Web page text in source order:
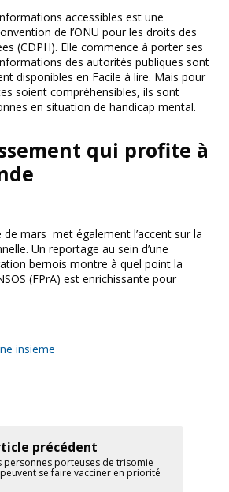
accessibles est une
de l’ONU pour les droits des
(CDPH). Elle commence à porter ses
des autorités publiques sont
disponibles en Facile à lire. Mais pour
soient compréhensibles, ils sont
en situation de handicap mental.
qui profite à
de mars met également l’accent sur la
Un reportage au sein d’une
bernois montre à quel point la
(FPrA) est enrichissante pour
insieme
précédent
personnes porteuses de trisomie
se faire vacciner en priorité